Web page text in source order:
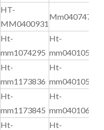
HT-
MM0400931
Mm0407475
Ht-
mm1074295
Ht-
mm0401051
Ht-
mm1173836
Ht-
mm0401052
Ht-
mm1173845
Ht-
mm0401063
Ht-
Ht-